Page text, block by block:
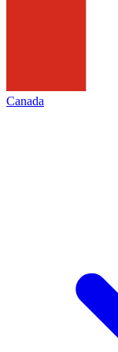
Canada